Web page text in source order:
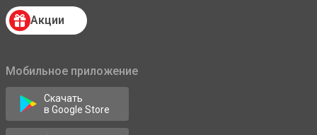
Акции
Мобильное приложение
Скачать
в Google Store